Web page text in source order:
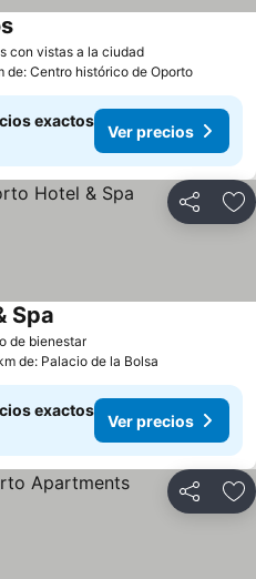
con vistas a la ciudad
de: Centro histórico de Oporto
exactos
Ver precios
Compartir
de bienestar
Spa
de: Palacio de la Bolsa
exactos
Ver precios
Compartir